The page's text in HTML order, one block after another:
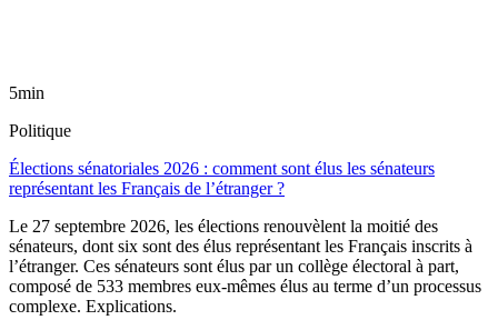
5min
Politique
Élections sénatoriales 2026 : comment sont élus les sénateurs
représentant les Français de l’étranger ?
Le 27 septembre 2026, les élections renouvèlent la moitié des
sénateurs, dont six sont des élus représentant les Français inscrits à
l’étranger. Ces sénateurs sont élus par un collège électoral à part,
composé de 533 membres eux-mêmes élus au terme d’un processus
complexe. Explications.